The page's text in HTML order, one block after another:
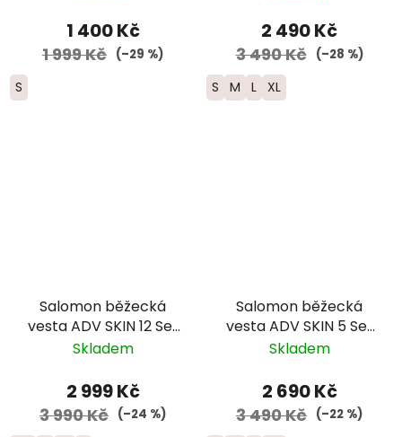
1 400 Kč
1 999 Kč (–29 %)
S
2 490 Kč
3 490 Kč (–28 %)
S M L XL
Salomon běžecká
vesta ADV SKIN 12 Set
- modrá 2025
Skladem
2 999 Kč
3 990 Kč (–24 %)
Salomon běžecká
vesta ADV SKIN 5 Set
-černá 2025
Skladem
2 690 Kč
3 490 Kč (–22 %)